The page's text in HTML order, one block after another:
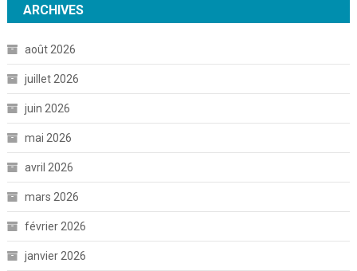
ARCHIVES
août 2026
juillet 2026
juin 2026
mai 2026
avril 2026
mars 2026
février 2026
janvier 2026